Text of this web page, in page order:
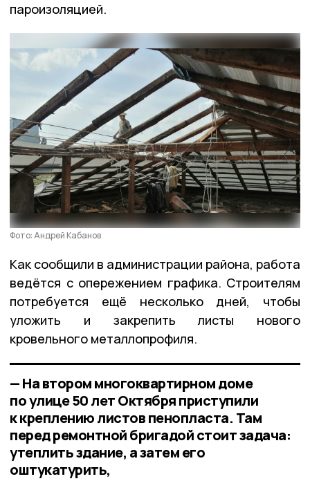
пароизоляцией.
Фото: Андрей Кабанов
Как сообщили в администрации района, работа
ведётся с опережением графика. Строителям
потребуется ещё несколько дней, чтобы
уложить и закрепить листы нового
кровельного металлопрофиля.
— На втором многоквартирном доме
по улице 50 лет Октября приступили
к креплению листов пенопласта. Там
перед ремонтной бригадой стоит задача:
утеплить здание, а затем его
оштукатурить,